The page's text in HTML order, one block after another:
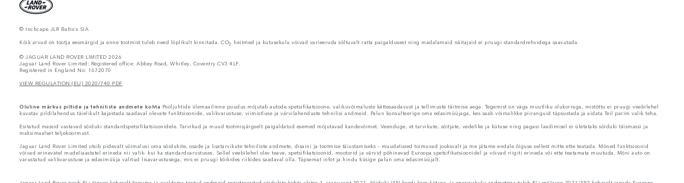
© Inchcape JLR Baltics SIA
Kõik arvud on tootja eesmärgid ja enne tootmist tuleb need lõplikult kinnitada. CO2 heitmed ja kutusekulu võivad varieeruda sõltuvalt ratta paigaldusest ning madalamaid näitajaid ei pruugi standardrehvidega saavutada.
© JAGUAR LAND ROVER LIMITED 2026
Jaguar Land Rover Limited: Registered office: Abbey Road, Whitley, Coventry CV3 4LF.
Registered in England No: 1672070
VIEW REGULATION (EU) 2020/740 PDF
Oluline märkus piltide ja tehniliste andmete kohta Pooljuhtide ülemaailmne puudus mõjutab autode spetsifikatsioone, valikuvõimaluste kättesaadavust ja tellimuste täitmise aega. Tegemist on väga muutliku olukorraga, mistõttu ei pruugi veebilehel
kuvatav pildilahendus täielikult kajastada saadaval olevate funktsioonide, valikvarustuse, viimistluse ja värvilahenduste tehnilisi andmeid. Palun konsulteerige oma edasimüüjaga, kes saab võimalikke piiranguid täpsustada ja aidata Teil parim valik teha.
Esitatud massid vastavad sõiduki standardspetsifikatsioonidele. Tarvikud ja muud tootmisjärgselt paigaldatud esemed mõjutavad kandevõimet. Veenduge, et tarvikute, sõitjate, vedelike ja kütuse ning pagasi laadimisel ei ületataks sõiduki täismassi ja
maksimaalset teljekoormust.
Jaguar Land Rover Limited otsib pidevalt võimalusi oma sõidukite, osade ja lisatarvikute tehniliste andmete, disaini ja tootmise täiustamiseks – muudatused toimuvad jooksvalt ja me jätame endale õiguse sellest mitte ette teatada. Mõned funktsioonid
võivad erinevatel mudeliaastatel erineda nii valik- kui ka standardvarustuses. Sellel veebilehel olev teave, spetsifikatsioonid, mootorid ja värvid põhinevad Euroopa spetsifikatsioonidel ja võivad riigiti erineda või ette teatamata muutuda. Mõni auto on
varustatud valikvarustuse ja edasimüüja valitud lisavarustusega, mis ei pruugi kõikides riikides saadaval olla. Täpsemat infot ja hindu küsige palun oma edasimüüjalt.